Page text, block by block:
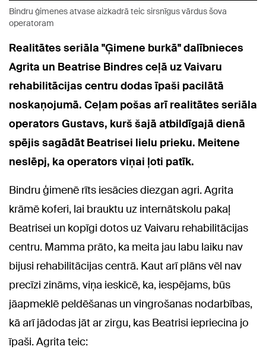
Bindru ģimenes atvase aizkadrā teic sirsnīgus vārdus šova
operatoram
Realitātes seriāla "Ģimene burkā" dalībnieces
Agrita un Beatrise Bindres ceļā uz Vaivaru
rehabilitācijas centru dodas īpaši pacilātā
noskaņojumā. Ceļam pošas arī realitātes seriāla
operators Gustavs, kurš šajā atbildīgajā dienā
spējis sagādāt Beatrisei lielu prieku. Meitene
neslēpj, ka operators viņai ļoti patīk.
Bindru ģimenē rīts iesācies diezgan agri. Agrita
krāmē koferi, lai brauktu uz internātskolu pakaļ
Beatrisei un kopīgi dotos uz Vaivaru rehabilitācijas
centru. Mamma prāto, ka meita jau labu laiku nav
bijusi rehabilitācijas centrā. Kaut arī plāns vēl nav
precīzi zināms, viņa ieskicē, ka, iespējams, būs
jāapmeklē peldēšanas un vingrošanas nodarbības,
kā arī jādodas jāt ar zirgu, kas Beatrisi iepriecina jo
īpaši. Agrita teic: